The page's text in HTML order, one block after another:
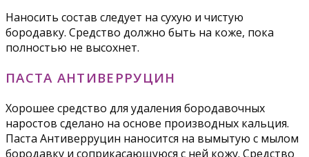
Наносить состав следует на сухую и чистую
бородавку. Средство должно быть на коже, пока
полностью не высохнет.
ПАСТА АНТИВЕРРУЦИН
Хорошее средство для удаления бородавочных
наростов сделано на основе производных кальция.
Паста Антиверруцин наносится на вымытую с мылом
бородавку и соприкасающуюся с ней кожу. Средство